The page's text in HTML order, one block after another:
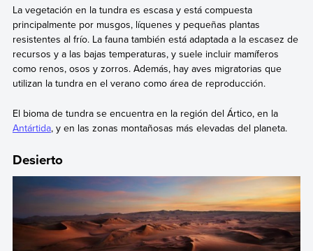
La vegetación en la tundra es escasa y está compuesta
principalmente por musgos, líquenes y pequeñas plantas
resistentes al frío. La fauna también está adaptada a la escasez de
recursos y a las bajas temperaturas, y suele incluir mamíferos
como renos, osos y zorros. Además, hay aves migratorias que
utilizan la tundra en el verano como área de reproducción.
El bioma de tundra se encuentra en la región del Ártico, en la
Antártida, y en las zonas montañosas más elevadas del planeta.
Desierto